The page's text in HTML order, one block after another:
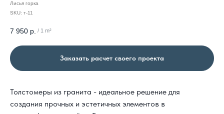
Лисья горка
SKU: т-11
7 950 р. / 1 m²
Заказать расчет своего проекта
Толстомеры из гранита - идеальное решение для
создания прочных и эстетичных элементов в